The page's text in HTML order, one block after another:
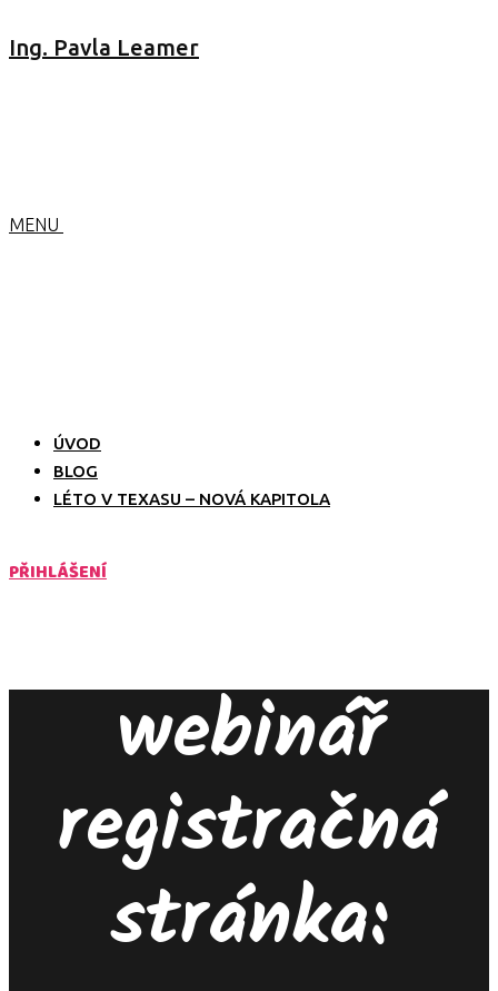
Ing. Pavla Leamer
MENU
ÚVOD
BLOG
LÉTO V TEXASU – NOVÁ KAPITOLA
PŘIHLÁŠENÍ
webinář
registračná
stránka: